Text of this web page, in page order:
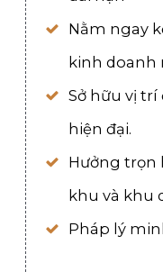
Nằm ngay
kinh doanh
Sở hữu vị
hiện đại.
Hưởng trọn
khu và khu
Pháp lý